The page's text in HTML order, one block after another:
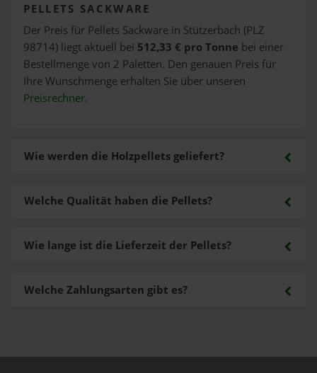
PELLETS SACKWARE
Der Preis für Pellets Sackware in Stützerbach (PLZ
98714) liegt aktuell bei 512,33 € pro Tonne bei einer
Bestellmenge von 2 Paletten. Den genauen Preis für
Ihre Wunschmenge erhalten Sie über unseren
Preisrechner.
Wie werden die Holzpellets geliefert?
Welche Zahlungsarten gibt es?
Welche Qualität haben die Pellets?
Wie lange ist die Lieferzeit der Pellets?